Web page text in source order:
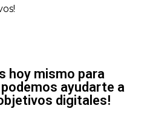
hoy mismo para
ayudarte a
digitales!